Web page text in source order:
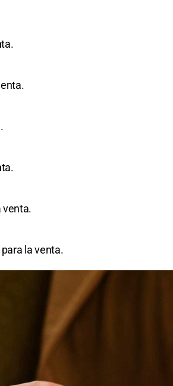
venta.
la venta.